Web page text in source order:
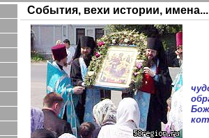
События, вехи истории, имена...